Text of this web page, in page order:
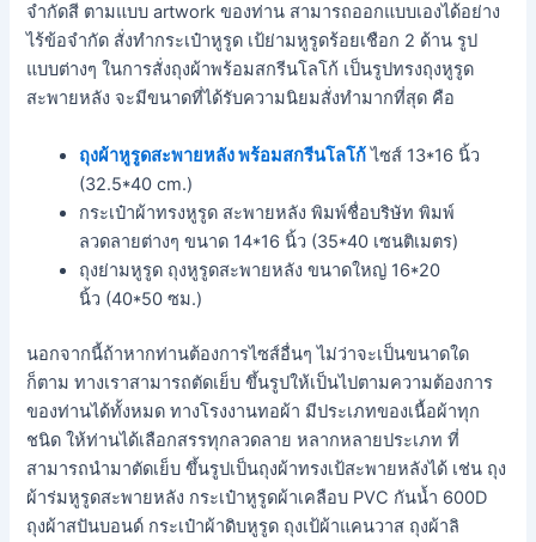
จำกัดสี ตามแบบ artwork ของท่าน สามารถออกแบบเองได้อย่าง
ไร้ข้อจำกัด สั่งทำกระเป๋าหูรูด เป้ย่ามหูรูดร้อยเชือก 2 ด้าน รูป
แบบต่างๆ ในการสั่งถุงผ้าพร้อมสกรีนโลโก้ เป็นรูปทรงถุงหูรูด
สะพายหลัง จะมีขนาดที่ได้รับความนิยมสั่งทำมากที่สุด คือ
ถุงผ้าหูรูดสะพายหลัง พร้อมสกรีนโลโก้ไซส์ 13*16 นิ้ว
(32.5*40 cm.)
กระเป๋าผ้าทรงหูรูด สะพายหลัง พิมพ์ชื่อบริษัท พิมพ์
ลวดลายต่างๆ ขนาด 14*16 นิ้ว (35*40 เซนติเมตร)
ถุงย่ามหูรูด ถุงหูรูดสะพายหลัง ขนาดใหญ่ 16*20
นิ้ว (40*50 ซม.)
นอกจากนี้ถ้าหากท่านต้องการไซส์อื่นๆ ไม่ว่าจะเป็นขนาดใด
ก็ตาม ทางเราสามารถตัดเย็บ ขึ้นรูปให้เป็นไปตามความต้องการ
ของท่านได้ทั้งหมด ทางโรงงานทอผ้า มีประเภทของเนื้อผ้าทุก
ชนิด ให้ท่านได้เลือกสรรทุกลวดลาย หลากหลายประเภท ที่
สามารถนำมาตัดเย็บ ขึ้นรูปเป็นถุงผ้าทรงเป้สะพายหลังได้ เช่น ถุง
ผ้าร่มหูรูดสะพายหลัง กระเป๋าหูรูดผ้าเคลือบ PVC กันน้ำ 600D
ถุงผ้าสปันบอนด์ กระเป๋าผ้าดิบหูรูด ถุงเป้ผ้าแคนวาส ถุงผ้าลิ